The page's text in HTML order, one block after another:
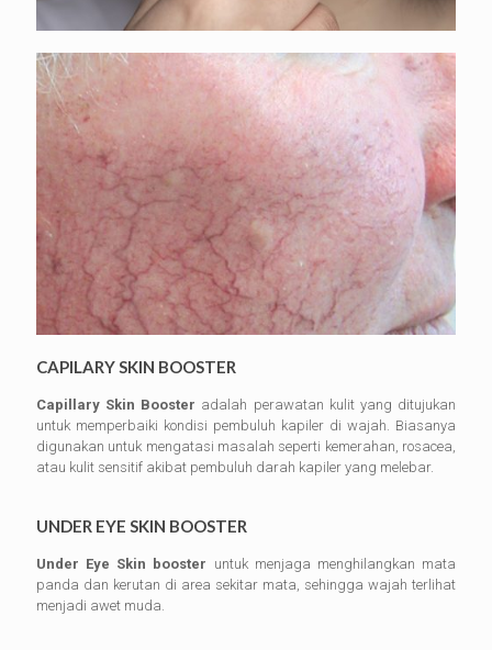
CAPILARY SKIN BOOSTER
Capillary Skin Booster adalah perawatan kulit yang ditujukan
untuk memperbaiki kondisi pembuluh kapiler di wajah. Biasanya
digunakan untuk mengatasi masalah seperti kemerahan, rosacea,
atau kulit sensitif akibat pembuluh darah kapiler yang melebar.
UNDER EYE SKIN BOOSTER
Under Eye Skin booster untuk menjaga menghilangkan mata
panda dan kerutan di area sekitar mata, sehingga wajah terlihat
menjadi awet muda.